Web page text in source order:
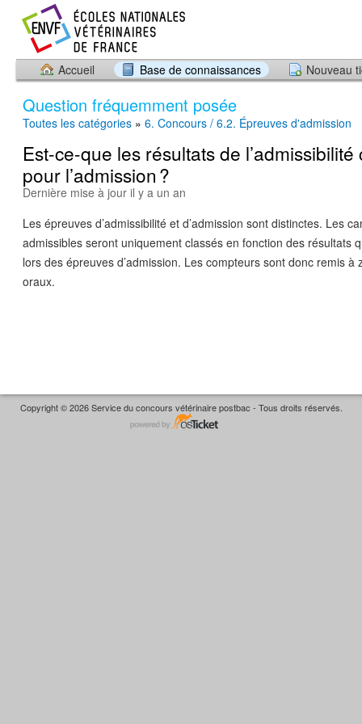
Accueil Base de connaissances Nouveau
Question fréquemment posée
Toutes les catégories » 6. Concours / 6.2. Épreuves d'admission
Est-ce-que les résultats de l’admissibilité
pour l’admission ?
Dernière mise à jour il y a un an
Les épreuves d’admissibilité et d’admission sont distinctes. Les
admissibles seront uniquement classés en fonction des résultats
lors des épreuves d’admission. Les compteurs sont donc remis à
oraux.
Copyright © 2026 Service du concours vétérinaire postbac - Tous droits réservés.